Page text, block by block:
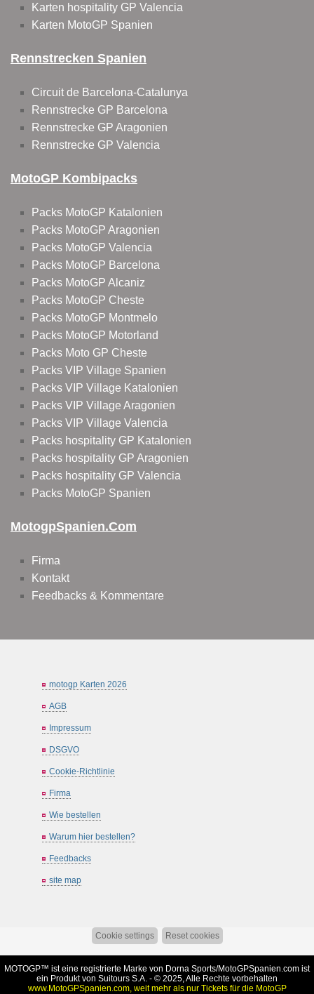
Karten hospitality GP Valencia
Karten MotoGP Spanien
Rennstrecken Spanien
Circuit de Barcelona-Catalunya
Rennstrecke GP Barcelona
Rennstrecke GP Aragonien
Rennstrecke GP Valencia
MotoGP Kombipacks
Packs MotoGP Katalonien
Packs MotoGP Aragonien
Packs MotoGP Valencia
Packs MotoGP Barcelona
Packs MotoGP Alcaniz
Packs MotoGP Cheste
Packs MotoGP Montmelo
Packs MotoGP Motorland
Packs Moto GP Cheste
Packs VIP Village Spanien
Packs VIP Village Katalonien
Packs VIP Village Aragonien
Packs VIP Village Valencia
Packs hospitality GP Katalonien
Packs hospitality GP Aragonien
Packs hospitality GP Valencia
Packs MotoGP Spanien
MotogpSpanien.com
Firma
Kontakt
Feedbacks & Kommentare
motogp Karten 2026
AGB
Impressum
DSGVO
Cookie-Richtlinie
Firma
Wie bestellen
Warum hier bestellen?
Feedbacks
site map
Cookie settings Reset cookies
MOTOGP™ ist eine registrierte Marke von Dorna Sports/MotoGPSpanien.com ist
ein Produkt von Suitours S.A. - © 2025, Alle Rechte vorbehalten
www.MotoGPSpanien.com, weit mehr als nur Tickets für die MotoGP